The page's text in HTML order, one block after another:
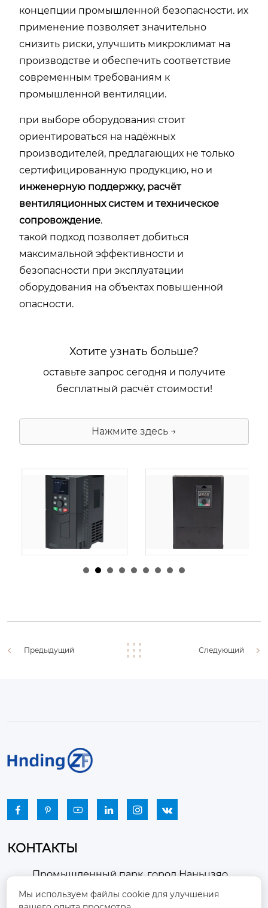
концепции промышленной безопасности. их
применение позволяет значительно
снизить риски, улучшить микроклимат на
производстве и обеспечить соответствие
современным требованиям к
промышленной вентиляции.
при выборе оборудования стоит
ориентироваться на надёжных
производителей, предлагающих не только
сертифицированную продукцию, но и
инженерную поддержку, расчёт
вентиляционных систем и техническое
сопровождение.
такой подход позволяет добиться
максимальной эффективности и
безопасности при эксплуатации
оборудования на объектах повышенной
опасности.
Хотите узнать больше?
оставьте запрос сегодня и получите
бесплатный расчёт стоимости!
Нажмите здесь →
由admin |30 1 月,
由admin |29 1 月,
Предыдущий Следующий
     
КОНТАКТЫ

Промышленный парк, город Наньцзяо,
район Чжоуцунь, город Цзыбо, провинция
Шаньдун
Мы используем файлы cookie для улучшения